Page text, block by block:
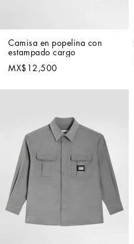
Camisa en popelina con
estampado cargo
MX$12,500